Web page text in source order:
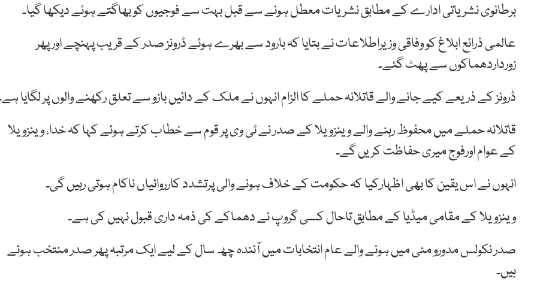
برطانوی نشریاتی ادارے کے مطابق نشریات معطل ہونے سے قبل بہت سے فوجیوں کو بھاگتے ہوئے دیکھا گیا۔
عالمی ذرائع ابلاغ کو وفاقی وزیراطلاعات نے بتایا کہ بارود سے بھرے ہوئے ڈرونز صدر کے قریب پہنچے اورپھر
زورداردھماکوں سے پھٹ گئے۔
ڈرونز کے ذریعے کیے جانے والے قاتلانہ حملے کا الزام انہوں نے ملک کے دائیں بازو سے تعلق رکھنے والوں پر لگایا
قاتلانہ حملے میں محفوظ رہنے والے وینزویلا کے صدر نے ٹی وی پر قوم سے خطاب کرتے ہوئے کہا کہ خدا، وینزویلا
کے عوام اورفوج میری حفاظت کریں گے۔
انہوں نے اس یقین کا بھی اظہارکیا کہ حکومت کے خلاف ہونے والی پرتشدد کارروائیاں ناکام ہوتی رہیں گی۔
وینزویلا کے مقامی میڈیا کے مطابق تاحال کسی گروپ نے دھماکے کی ذمہ داری قبول نہیں کی ہے۔
صدر نکولس مدورو مئی میں ہونے والے عام انتخابات میں آئندہ چھ سال کے لیے ایک مرتبہ پھر صدر منتخب ہوئے
ہیں۔